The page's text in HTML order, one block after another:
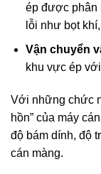
ép được phân
lỗi như bọt
Vận chuyển
khu vực ép
Với những chức
hồn” của máy
độ bám dính, độ
cán màng.